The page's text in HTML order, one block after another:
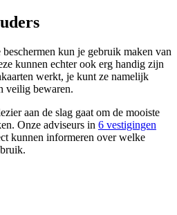
kun je gebruik maken van
kunnen echter ook erg handig zijn
werkt, je kunt ze namelijk
veilig bewaren.
aan de slag gaat om de mooiste
Onze adviseurs in 6 vestigingen
kunnen informeren over welke